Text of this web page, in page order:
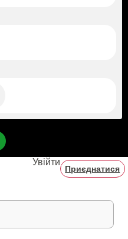
Увійти
Приєднатися